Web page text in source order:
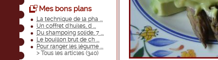
Mes bons plans
La technique de la pha ...
Un coffret d'huiles, d ...
Du shampoing solide, 7 ...
Le bouillon brut de ch ...
Pour ranger les légume ...
> Tous les articles (340)